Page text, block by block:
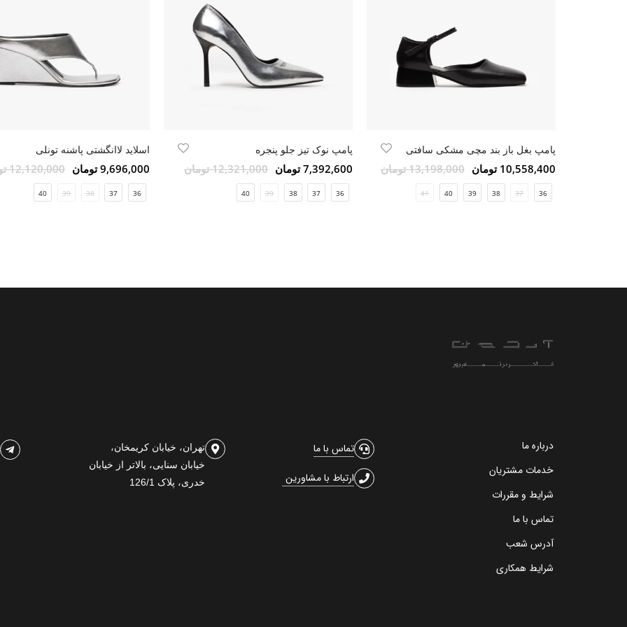
پامپ بغل باز بند مچی مشکی سافتی
10,558,400 تومان 13,198,000 تومان
36
37
38
39
40
41
پامپ نوک تیز جلو پنجره
7,392,600 تومان 12,321,000 تومان
36
37
38
39
40
اسلاید لاانگشتی پاشنه تونلی
9,696,000 تومان 12,120,000 تومان
36
37
38
39
40
درباره ما
خدمات مشتریان
شرایط و مقررات
تماس با ما
آدرس شعب
شرایط همکاری
تماس با ما
ارتباط با مشاورین
تهران، خیابان کریمخان،
خیابان سنایی، بالاتر از خیابان
خدری، پلاک 126/1